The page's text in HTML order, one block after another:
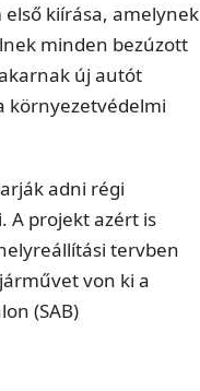
kiírása, amelynek
minden bezúzott
új autót
környezetvédelmi
adni régi
A projekt azért is
tervben
von ki a
(SAB)